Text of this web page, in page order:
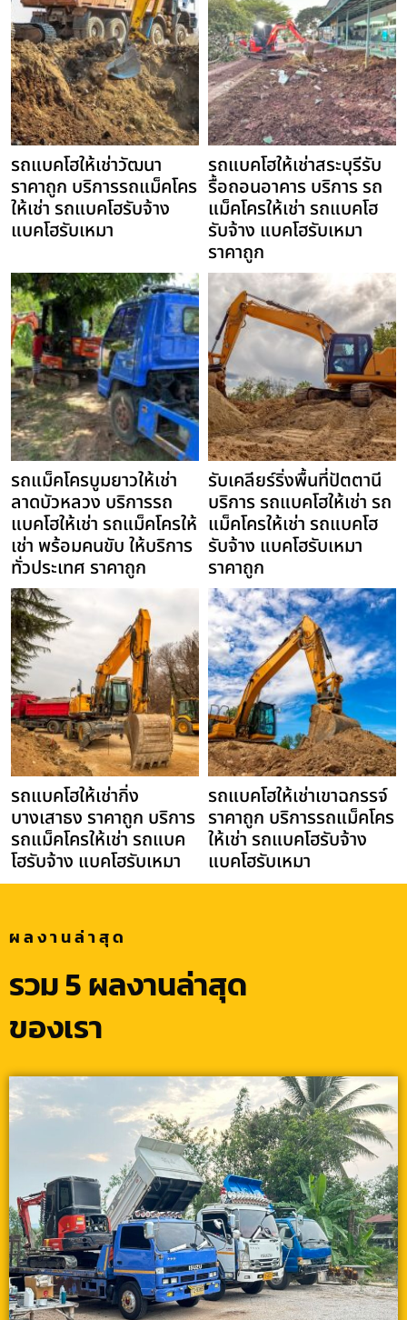
รถแบคโฮให้เช่าวัฒนา
ราคาถูก บริการรถแม็คโคร
ให้เช่า รถแบคโฮรับจ้าง
แบคโฮรับเหมา
รถแบคโฮให้เช่าสระบุรีรับ
รื้อถอนอาคาร บริการ รถ
แม็คโครให้เช่า รถแบคโฮ
รับจ้าง แบคโฮรับเหมา
ราคาถูก
รถแม็คโครบูมยาวให้เช่า
ลาดบัวหลวง บริการรถ
แบคโฮให้เช่า รถแม็คโครให้
เช่า พร้อมคนขับ ให้บริการ
ทั่วประเทศ ราคาถูก
รับเคลียร์ริ่งพื้นที่ปัตตานี
บริการ รถแบคโฮให้เช่า รถ
แม็คโครให้เช่า รถแบคโฮ
รับจ้าง แบคโฮรับเหมา
ราคาถูก
รถแบคโฮให้เช่ากิ่ง
บางเสาธง ราคาถูก บริการ
รถแม็คโครให้เช่า รถแบค
โฮรับจ้าง แบคโฮรับเหมา
รถแบคโฮให้เช่าเขาฉกรรจ์
ราคาถูก บริการรถแม็คโคร
ให้เช่า รถแบคโฮรับจ้าง
แบคโฮรับเหมา
ผลงานล่าสุด
รวม 5 ผลงานล่าสุด
ของเรา